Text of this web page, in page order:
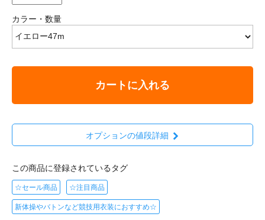
カラー・数量
カートに入れる
オプションの値段詳細
この商品に登録されているタグ
☆セール商品 ☆注目商品
新体操やバトンなど競技用衣装におすすめ☆